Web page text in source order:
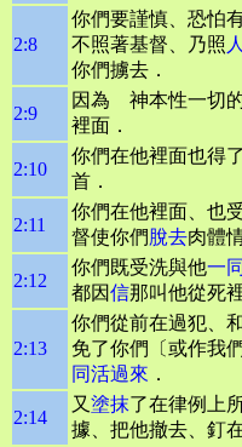
2:8
你們要謹慎、恐怕
不照著基督、乃照
你們擄去．
2:9
因為 神本性一切
裡面．
2:10
你們在他裡面也得
首．
2:11
你們在他裡面、也
督使你們脫去肉體
2:12
你們既受洗與他一
都因信那叫他從死
2:13
你們從前在過犯、
免了你們〔或作我
同活過來 ．
2:14
又 塗抹了在律例上
據、把他撤去、釘